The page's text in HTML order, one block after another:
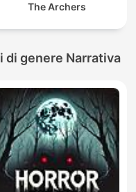
The Archers
di genere Narrativa